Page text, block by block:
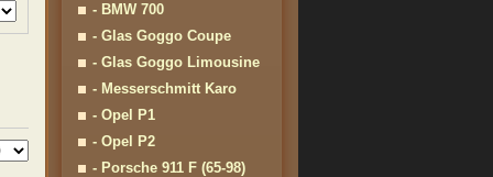
- BMW 700
- Glas Goggo Coupe
- Glas Goggo Limousine
- Messerschmitt Karo
- Opel P1
- Opel P2
- Porsche 911 F (65-98)